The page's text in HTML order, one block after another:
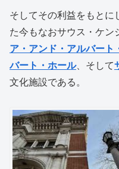
そしてその利益をもとに
た今もなおサウス・ケン
ア・アンド・アルバート
バート・ホール、そして
文化施設である。